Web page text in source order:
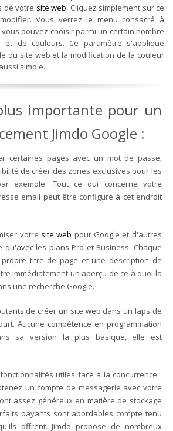
de votre site web. Cliquez simplement sur ce
Vous verrez le menu consacré à
vous pouvez choisir parmi un certain nombre
de couleurs. Ce paramètre s'applique
du site web et la modification de la couleur
simple.
importante pour un
Jimdo Google :
certaines pages avec un mot de passe,
de créer des zones exclusives pour les
exemple. Tout ce qui concerne votre
email peut être configuré à cet endroit
votre site web pour Google et d'autres
qu'avec les plans Pro et Business. Chaque
titre de page et une description de
immédiatement un aperçu de ce à quoi la
une recherche Google.
de créer un site web dans un laps de
Aucune compétence en programmation
sa version la plus basique, elle est
utiles face à la concurrence :
un compte de messagerie avec votre
assez généreux en matière de stockage
payants sont abordables compte tenu
offrent. Jimdo propose de nombreux